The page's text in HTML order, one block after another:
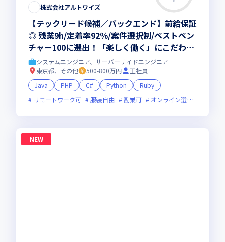
株式会社アルトワイズ
【テックリード候補／バックエンド】前給保証
◎ 残業9h/定着率92％/案件選択制/ベストベン
チャー100に選出！「楽しく働く」にこだわり
抜く会社。仕事も、人生も、本気で楽しめる環
境へ！
システムエンジニア、サーバーサイドエンジニア
東京都、その他
500-800万円
正社員
Java
PHP C# Python
Ruby
リモートワーク可
服装自由 副業可 オンライン選考可
NEW